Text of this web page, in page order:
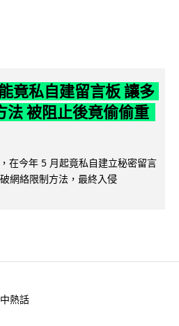
竟私自建留言板 讓多
法 被阻止後竟偷偷重
在今年 5 月起竟私自建立秘密留言
網絡限制方法，最終入侵
熱話